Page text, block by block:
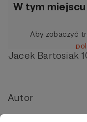
W tym
Aby zobaczyć
Jacek Bartosiak
Autor